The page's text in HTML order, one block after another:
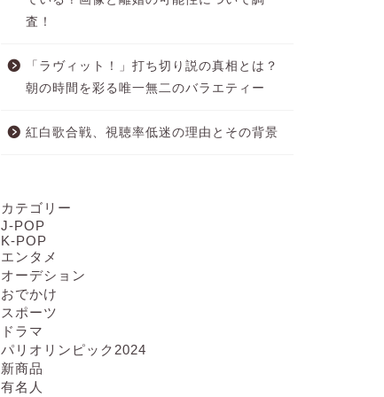
査！
「ラヴィット！」打ち切り説の真相とは？
朝の時間を彩る唯一無二のバラエティー
紅白歌合戦、視聴率低迷の理由とその背景
カテゴリー
J-POP
K-POP
エンタメ
オーデション
おでかけ
スポーツ
ドラマ
パリオリンピック2024
新商品
有名人